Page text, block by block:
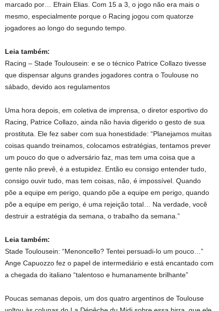
marcado por… Efrain Elias. Com 15 a 3, o jogo não era mais o
mesmo, especialmente porque o Racing jogou com quatorze
jogadores ao longo do segundo tempo.
Leia também:
Racing – Stade Toulousein: e se o técnico Patrice Collazo tivesse
que dispensar alguns grandes jogadores contra o Toulouse no
sábado, devido aos regulamentos
Uma hora depois, em coletiva de imprensa, o diretor esportivo do
Racing, Patrice Collazo, ainda não havia digerido o gesto de sua
prostituta. Ele fez saber com sua honestidade: “Planejamos muitas
coisas quando treinamos, colocamos estratégias, tentamos prever
um pouco do que o adversário faz, mas tem uma coisa que a
gente não prevê, é a estupidez. Então eu consigo entender tudo,
consigo ouvir tudo, mas tem coisas, não, é impossível. Quando
põe a equipe em perigo, quando põe a equipe em perigo, quando
põe a equipe em perigo, é uma rejeição total… Na verdade, você
destruir a estratégia da semana, o trabalho da semana.”
Leia também:
Stade Toulousein: “Menoncello? Tentei persuadi-lo um pouco…”
Ange Capuozzo fez o papel de intermediário e está encantado com
a chegada do italiano “talentoso e humanamente brilhante”
Poucas semanas depois, um dos quatro argentinos de Toulouse